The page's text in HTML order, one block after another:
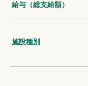
給与（総支給額）
施設種別